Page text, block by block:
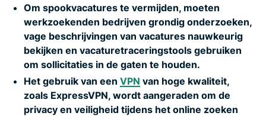
Om spookvacatures te vermijden, moeten
werkzoekenden bedrijven grondig onderzoeken,
vage beschrijvingen van vacatures nauwkeurig
bekijken en vacaturetraceringstools gebruiken
om sollicitaties in de gaten te houden.
Het gebruik van een VPN van hoge kwaliteit,
zoals ExpressVPN, wordt aangeraden om de
privacy en veiligheid tijdens het online zoeken